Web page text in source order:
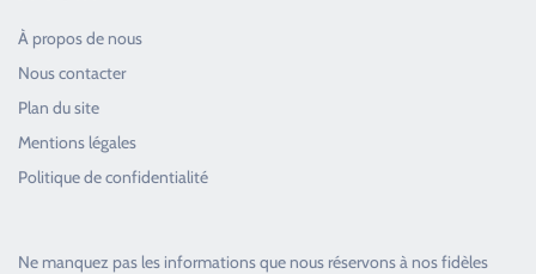
À propos de nous
Nous contacter
Plan du site
Mentions légales
Politique de confidentialité
Ne manquez pas les informations que nous réservons à nos fidèles
Toujours heureux d'aider les passionnés